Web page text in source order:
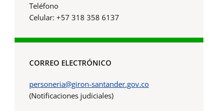
Teléfono
Celular: +57 318 358 6137
CORREO ELECTRÓNICO
personeria@giron-santander.gov.co
(Notificaciones judiciales)